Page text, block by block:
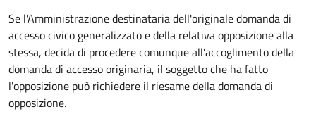
Se l'Amministrazione destinataria dell'originale domanda di
accesso civico generalizzato e della relativa opposizione alla
stessa, decida di procedere comunque all'accoglimento della
domanda di accesso originaria, il soggetto che ha fatto
l'opposizione può richiedere il riesame della domanda di
opposizione.